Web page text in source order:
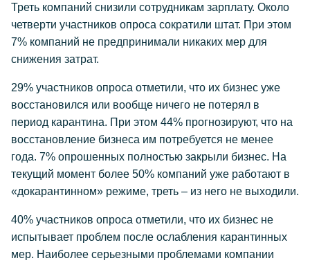
Треть компаний снизили сотрудникам зарплату. Около
четверти участников опроса сократили штат. При этом
7% компаний не предпринимали никаких мер для
снижения затрат.
29% участников опроса отметили, что их бизнес уже
восстановился или вообще ничего не потерял в
период карантина. При этом 44% прогнозируют, что на
восстановление бизнеса им потребуется не менее
года. 7% опрошенных полностью закрыли бизнес. На
текущий момент более 50% компаний уже работают в
«докарантинном» режиме, треть – из него не выходили.
40% участников опроса отметили, что их бизнес не
испытывает проблем после ослабления карантинных
мер. Наиболее серьезными проблемами компании